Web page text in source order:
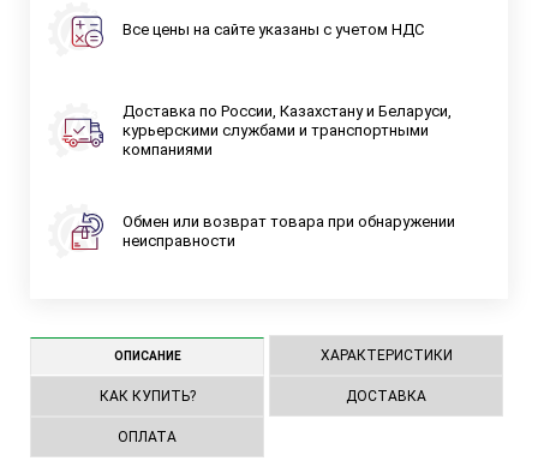
Все цены на сайте указаны с учетом НДС
Доставка по России, Казахстану и Беларуси,
курьерскими службами и транспортными
компаниями
Обмен или возврат товара при обнаружении
неисправности
ОПИСАНИЕ ХАРАКТЕРИСТИКИ
КАК КУПИТЬ? ДОСТАВКА
ОПЛАТА